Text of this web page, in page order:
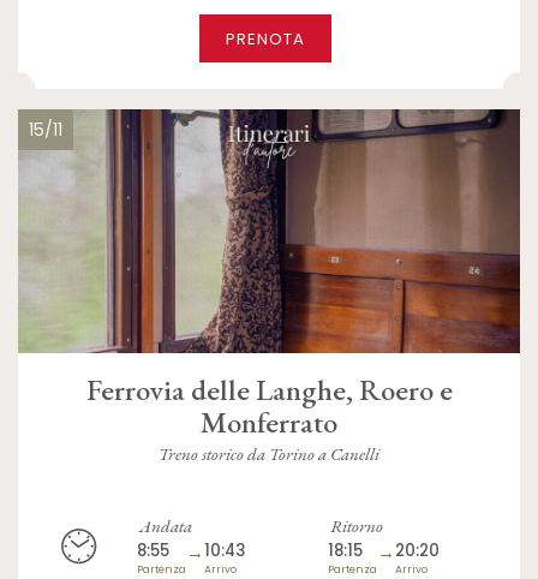
PRENOTA
15/11
Ferrovia delle Langhe, Roero e
Monferrato
Treno storico da Torino a Canelli
Andata
8:55
Partenza
→10:43
Arrivo
Ritorno
18:15
Partenza
→ 20:20
Arrivo